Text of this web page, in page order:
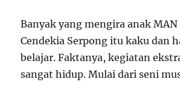
Banyak yang mengira anak
Cendekia Serpong itu kaku dan
belajar. Faktanya, kegiatan
sangat hidup. Mulai dari seni